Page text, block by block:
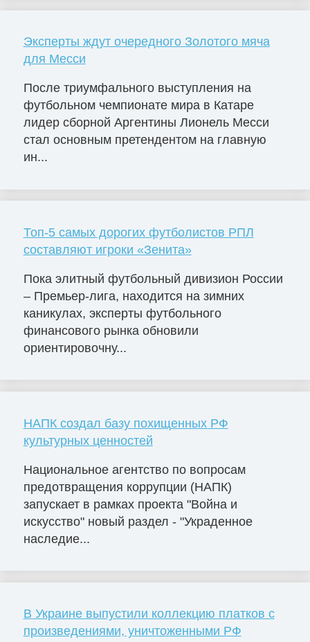
Эксперты ждут очередного Золотого мяча
для Месси
После триумфального выступления на
футбольном чемпионате мира в Катаре
лидер сборной Аргентины Лионель Месси
стал основным претендентом на главную
ин...
Топ-5 самых дорогих футболистов РПЛ
составляют игроки «Зенита»
Пока элитный футбольный дивизион России
– Премьер-лига, находится на зимних
каникулах, эксперты футбольного
финансового рынка обновили
ориентировочну...
НАПК создал базу похищенных РФ
культурных ценностей
Национальное агентство по вопросам
предотвращения коррупции (НАПК)
запускает в рамках проекта "Война и
искусство" новый раздел - "Украденное
наследие...
В Украине выпустили коллекцию платков с
произведениями, уничтоженными РФ